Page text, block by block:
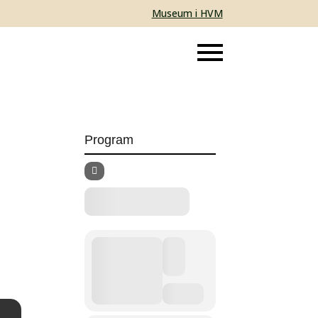
Museum i HVM
Program